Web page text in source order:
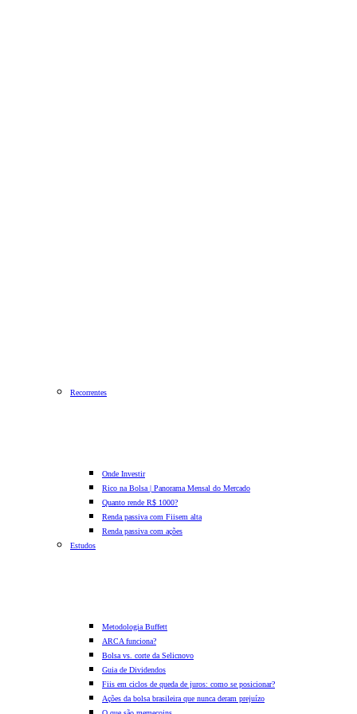
Recorrentes
Onde Investir
Rico na Bolsa | Panorama Mensal do Mercado
Quanto rende R$ 1000?
Renda passiva com Fiisem alta
Renda passiva com ações
Estudos
Metodologia Buffett
ARCA funciona?
Bolsa vs. corte da Selicnovo
Guia de Dividendos
Fiis em ciclos de queda de juros: como se posicionar?
Ações da bolsa brasileira que nunca deram prejuízo